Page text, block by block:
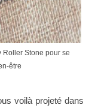
Roller Stone pour se
être
voilà projeté dans